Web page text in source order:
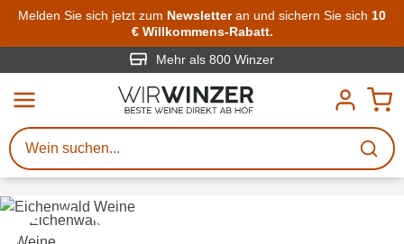
Zum Hauptinhalt springen
Melden Sie sich jetzt zum Newsletteran und sichern Sie sich 10
€ Willkommens-Rabatt.
Mehr als 800 Winzer
Weinsuche
Mindestens 3 Zeichen eingeben
Beschreiben Sie, welchen Wein
Sie suchen – ob nach Geschmack,
Region, Winzer oder anderen